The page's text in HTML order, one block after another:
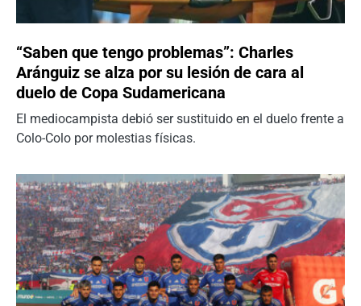
“Saben que tengo problemas”: Charles
Aránguiz se alza por su lesión de cara al
duelo de Copa Sudamericana
El mediocampista debió ser sustituido en el duelo frente a
Colo-Colo por molestias físicas.